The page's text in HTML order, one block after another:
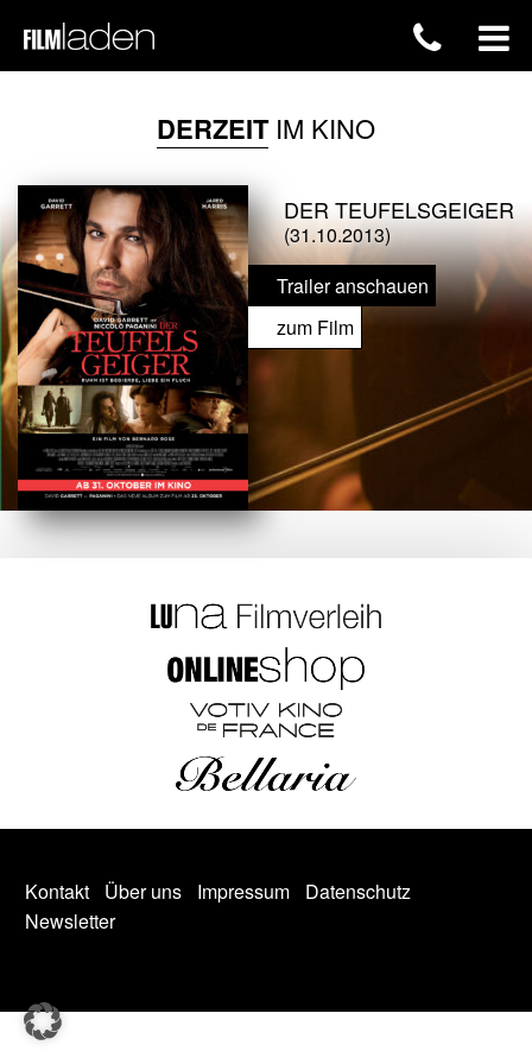
DERZEITIM KINO
DER TEUFELSGEIGER
(31.10.2013)
Trailer anschauen
zum Film
Kontakt Über uns Impressum
Datenschutz
Newsletter